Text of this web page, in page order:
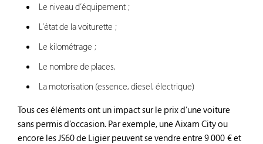
Le niveau d’équipement ;
L’état de la voiturette ;
Le kilométrage ;
Le nombre de places,
La motorisation (essence, diesel, électrique)
Tous ces éléments ont un impact sur le prix d’une voiture
sans permis d’occasion. Par exemple, une Aixam City ou
encore les JS60 de Ligier peuvent se vendre entre 9 000 € et